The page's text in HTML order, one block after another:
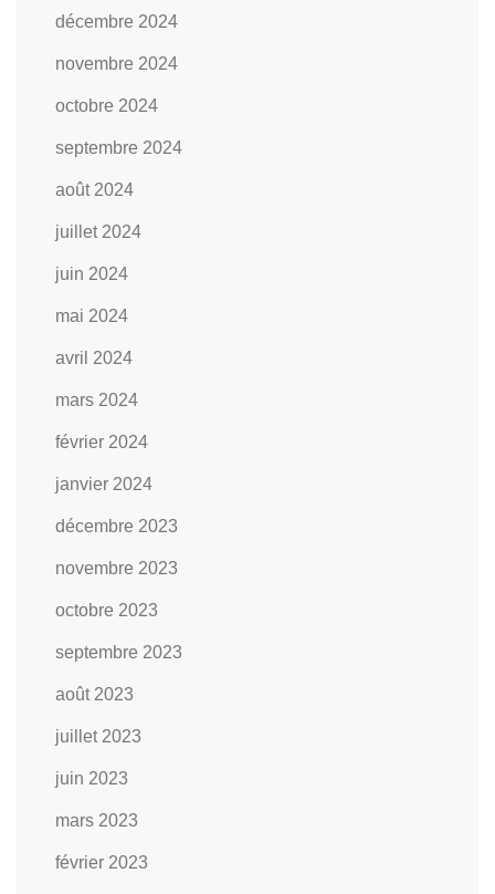
décembre 2024
novembre 2024
octobre 2024
septembre 2024
août 2024
juillet 2024
juin 2024
mai 2024
avril 2024
mars 2024
février 2024
janvier 2024
décembre 2023
novembre 2023
octobre 2023
septembre 2023
août 2023
juillet 2023
juin 2023
mars 2023
février 2023